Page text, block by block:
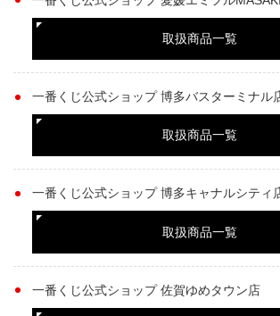
取扱商品一覧
一番くじ公式ショップ 博多バスターミナル
取扱商品一覧
一番くじ公式ショップ 博多キャナルシティ
取扱商品一覧
一番くじ公式ショップ 佐賀ゆめタウン店